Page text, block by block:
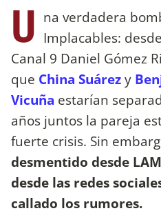
U na verdadera
Implacables:
Canal 9 Daniel Gómez
que China Suárezy
Vicuña estarían
años juntos la pareja
fuerte crisis. Sin
desmentido desde
desde las redes
callado los rumores.